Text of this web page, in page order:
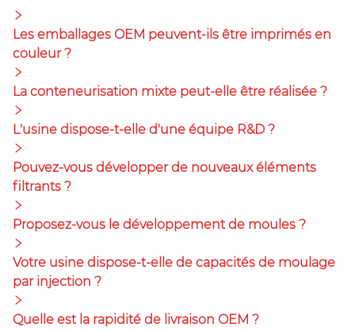
Les emballages OEM peuvent-ils être imprimés en
couleur ?
La conteneurisation mixte peut-elle être réalisée ?
L'usine dispose-t-elle d'une équipe R&D ?
Pouvez-vous développer de nouveaux éléments
filtrants ?
Proposez-vous le développement de moules ?
Votre usine dispose-t-elle de capacités de moulage
par injection ?
Quelle est la rapidité de livraison OEM ?